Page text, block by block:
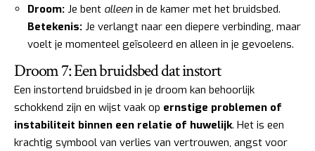
Droom: Je bent alleen in de kamer met het bruidsbed.
Betekenis: Je verlangt naar een diepere verbinding, maar
voelt je momenteel geïsoleerd en alleen in je gevoelens.
Droom 7: Een bruidsbed dat instort
Een instortend bruidsbed in je droom kan behoorlijk
schokkend zijn en wijst vaak op ernstige problemen of
instabiliteit binnen een relatie of huwelijk. Het is een
krachtig symbool van verlies van vertrouwen, angst voor